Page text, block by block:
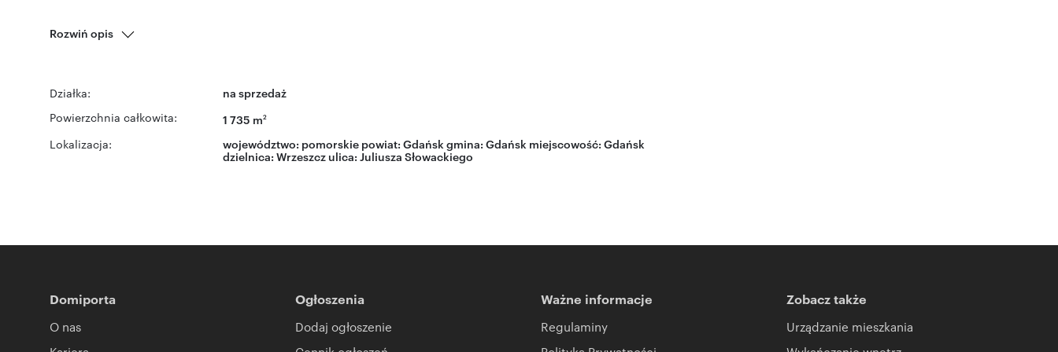
Rozwiń opis
Działka: na sprzedaż
Powierzchnia całkowita: 1 735 m2
Lokalizacja: województwo: pomorskie powiat: Gdańsk gmina: Gdańsk miejscowość: Gdańsk
dzielnica: Wrzeszcz ulica: Juliusza Słowackiego
Domiporta
O nas
Ogłoszenia
Dodaj ogłoszenie
Ważne informacje
Regulaminy
Zobacz także
Urządzanie mieszkania